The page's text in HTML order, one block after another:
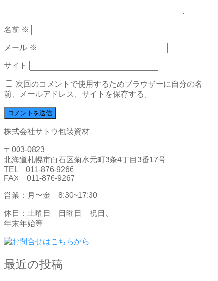
名前 ※
メール ※
サイト
次回のコメントで使用するためブラウザーに自分の名
前、メールアドレス、サイトを保存する。
株式会社サトウ包装資材
〒003-0823
北海道札幌市白石区菊水元町3条4丁目3番17号
TEL 011-876-9266
FAX 011-876-9267
営業：月〜金 8:30~17:30
休日：土曜日 日曜日 祝日、
年末年始等
最近の投稿